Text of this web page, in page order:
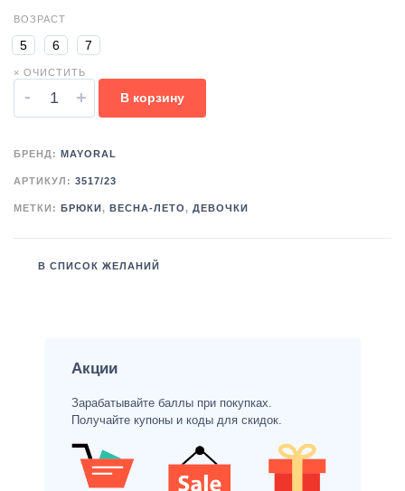
ВОЗРАСТ
5 6 7
× ОЧИСТИТЬ
- + В корзину
БРЕНД: MAYORAL
АРТИКУЛ: 3517/23
МЕТКИ: БРЮКИ , ВЕСНА-ЛЕТО, ДЕВОЧКИ
В СПИСОК ЖЕЛАНИЙ
Акции
Зарабатывайте баллы при покупках.
Получайте купоны и коды для скидок.